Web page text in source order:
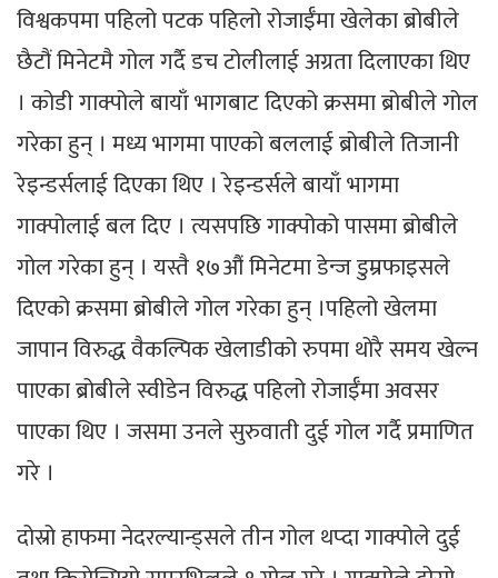
विश्वकपमा पहिलो पटक पहिलो रोजाईँमा खेलेका ब्रोबीले
छैटौं मिनेटमै गोल गर्दै डच टोलीलाई अग्रता दिलाएका थिए
। कोडी गाक्पोले बायाँ भागबाट दिएको क्रसमा ब्रोबीले गोल
गरेका हुन् । मध्य भागमा पाएको बललाई ब्रोबीले तिजानी
रेइन्डर्सलाई दिएका थिए । रेइन्डर्सले बायाँ भागमा
गाक्पोलाई बल दिए । त्यसपछि गाक्पोको पासमा ब्रोबीले
गोल गरेका हुन् । यस्तै १७औं मिनेटमा डेन्ज डुम्रफाइसले
दिएको क्रसमा ब्रोबीले गोल गरेका हुन् ।पहिलो खेलमा
जापान विरुद्ध वैकल्पिक खेलाडीको रुपमा थोरै समय खेल्न
पाएका ब्रोबीले स्वीडेन विरुद्ध पहिलो रोजाईँमा अवसर
पाएका थिए । जसमा उनले सुरुवाती दुई गोल गर्दै प्रमाणित
गरे ।
दोस्रो हाफमा नेदरल्यान्ड्सले तीन गोल थप्दा गाक्पोले दुई